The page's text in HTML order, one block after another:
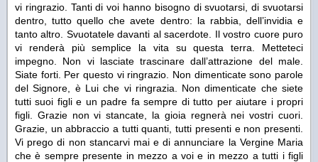
vi ringrazio. Tanti di voi hanno bisogno di svuotarsi, di svuotarsi
dentro, tutto quello che avete dentro: la rabbia, dell’invidia e
tanto altro. Svuotatele davanti al sacerdote. Il vostro cuore puro
vi renderà più semplice la vita su questa terra. Metteteci
impegno. Non vi lasciate trascinare dall’attrazione del male.
Siate forti. Per questo vi ringrazio. Non dimenticate sono parole
del Signore, è Lui che vi ringrazia. Non dimenticate che siete
tutti suoi figli e un padre fa sempre di tutto per aiutare i propri
figli. Grazie non vi stancate, la gioia regnerà nei vostri cuori.
Grazie, un abbraccio a tutti quanti, tutti presenti e non presenti.
Vi prego di non stancarvi mai e di annunciare la Vergine Maria
che è sempre presente in mezzo a voi e in mezzo a tutti i figli